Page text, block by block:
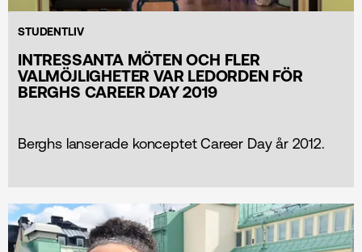
STUDENTLIV
INTRESSANTA MÖTEN OCH FLER
VALMÖJLIGHETER VAR LEDORDEN FÖR
BERGHS CAREER DAY 2019
Berghs lanserade konceptet Career Day år 2012.